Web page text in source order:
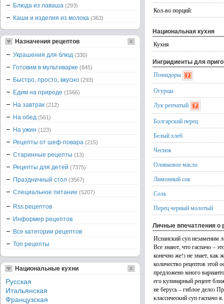
Кол-во порций:
Национальная кухня
Кухня
Ингридиенты для
Помидоры
Огурцы
Лук репчатый
Болгарский перец
Белый хлеб
Чеснок
Оливковое масло
Лимонный сок
Соль
Перец черный молотый
Личные впечатления о
Испанский суп незаменим
Все знают, что гаспачо –
конечно же!) не знает, как
количество рецептов этой
предложено много
его кулинарный рецепт
не берусь – гиблое дело)
классический суп гаспачо я.
Блюда из лаваша (293)
Каши и изделия из молока (363)
Назначения рецептов
Украшения для блюд (330)
Готовим в мультиварке (845)
Быстро, просто, вкусно (293)
Едим на природе (1566)
На завтрак (212)
На обед (561)
На ужин (123)
Рецепты от шеф-повара (215)
Старинные рецепты (13)
Рецепты для детей (7375)
Праздничный стол (3567)
Специальное питание (5207)
Rss рецептов
Информер рецептов
Все категории рецептов
Топ рецепты
Национальные кухни
Русская
Итальянская
Французская